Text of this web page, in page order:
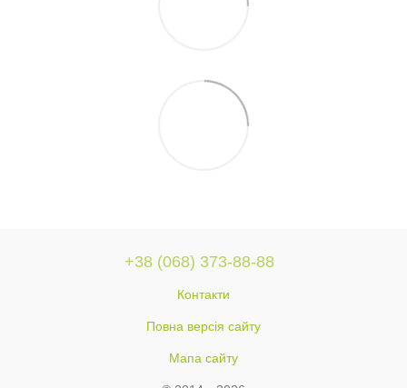
+38 (068) 373-88-88
Контакти
Повна версія сайту
Мапа сайту